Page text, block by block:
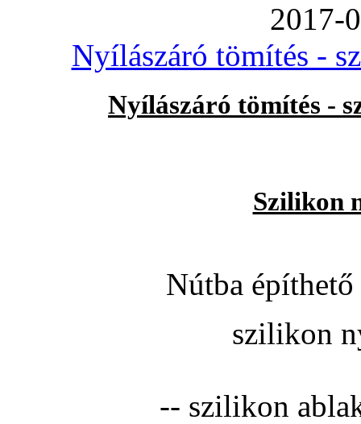
2017-
Nyílászáró tömítés -
Nyílászáró tömítés -
Szilikon
Nútba
szilikon
-- szilikon